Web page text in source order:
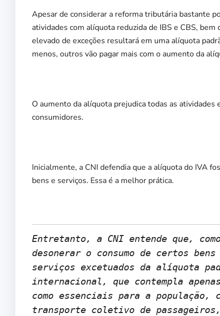
Apesar de considerar a reforma tributária bastante
atividades com alíquota reduzida de IBS e CBS,
elevado de exceções resultará em uma alíquota
menos, outros vão pagar mais com o aumento da
O aumento da alíquota prejudica todas as
consumidores.
Inicialmente, a CNI defendia que a alíquota do IVA
bens e serviços. Essa é a melhor prática.
Entretanto, a CNI entende que,
desonerar o consumo de certos
serviços excetuados da alíquota
internacional, que contempla
como essenciais para a população,
transporte coletivo de passageiros,